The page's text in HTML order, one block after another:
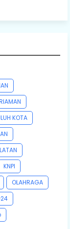
KOTA
KNPI
OLAHRAGA